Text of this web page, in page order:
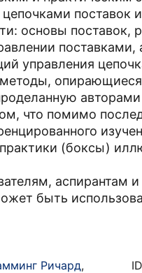
поставок
основы поставок,
управления
авторами
что помимо
(боксы)
аспирантам
быть
Ричард,